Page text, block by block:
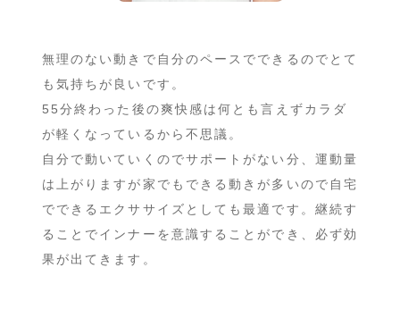
無理のない動きで自分のペースでできるのでとて
も気持ちが良いです。
55分終わった後の爽快感は何とも言えずカラダ
が軽くなっているから不思議。
自分で動いていくのでサポートがない分、運動量
は上がりますが家でもできる動きが多いので自宅
でできるエクササイズとしても最適です。継続す
ることでインナーを意識することができ、必ず効
果が出てきます。